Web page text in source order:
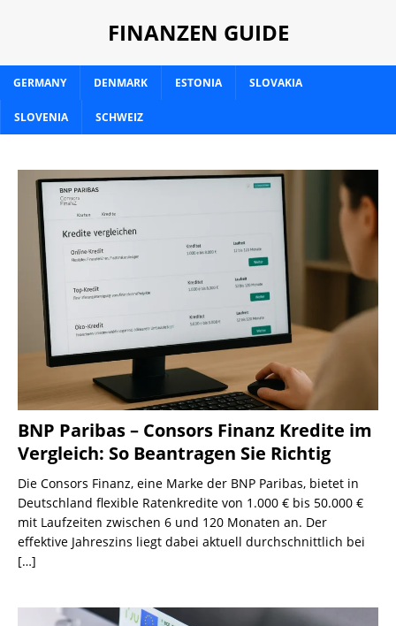
FINANZEN GUIDE
GERMANY DENMARK ESTONIA SLOVAKIA
SLOVENIA SCHWEIZ
BNP Paribas – Consors Finanz Kredite im
Vergleich: So Beantragen Sie Richtig
Die Consors Finanz, eine Marke der BNP Paribas, bietet in
Deutschland flexible Ratenkredite von 1.000 € bis 50.000 €
mit Laufzeiten zwischen 6 und 120 Monaten an. Der
effektive Jahreszins liegt dabei aktuell durchschnittlich bei
[…]